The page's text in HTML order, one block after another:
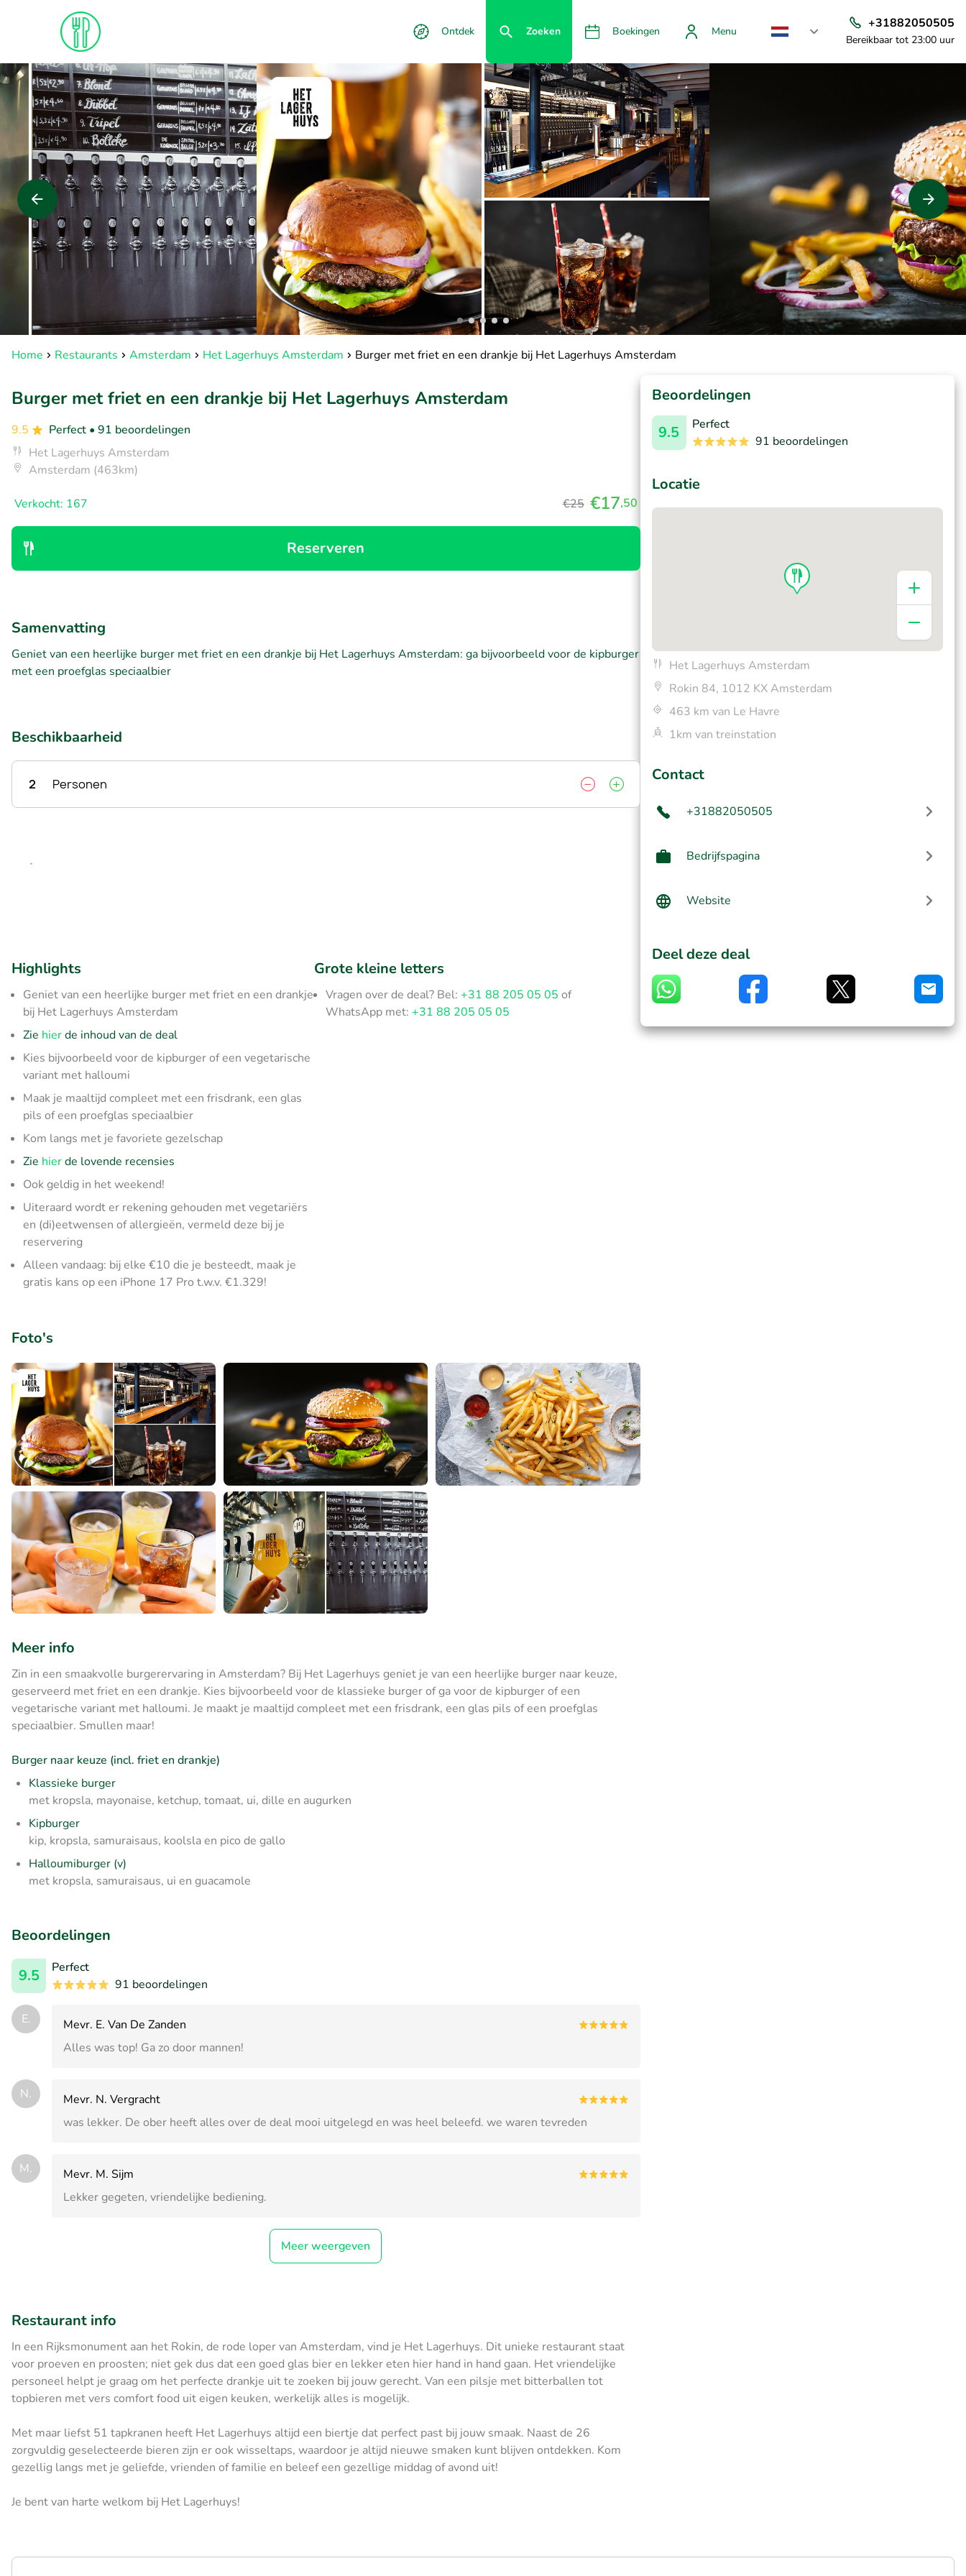
Ontdek Zoeken Boekingen Menu
+31882050505
Bereikbaar tot 23:00 uur
Home Restaurants Amsterdam Het Lagerhuys Amsterdam Burger met friet en een drankje bij Het Lagerhuys Amsterdam
Burger met friet en een drankje bij Het Lagerhuys Amsterdam
9.5 Perfect • 91 beoordelingen
Het Lagerhuys Amsterdam
Amsterdam (463km)
Verkocht: 167 €25 €17,50
Reserveren
Samenvatting
Geniet van een heerlijke burger met friet en een drankje bij Het Lagerhuys Amsterdam: ga bijvoorbeeld voor de kipburger
met een proefglas speciaalbier
Beschikbaarheid
2 Personen
Highlights
Geniet van een heerlijke burger met friet en een drankje
bij Het Lagerhuys Amsterdam
Zie hierde inhoud van de deal
Kies bijvoorbeeld voor de kipburger of een vegetarische
variant met halloumi
Maak je maaltijd compleet met een frisdrank, een glas
pils of een proefglas speciaalbier
Kom langs met je favoriete gezelschap
Zie hierde lovende recensies
Ook geldig in het weekend!
Uiteraard wordt er rekening gehouden met vegetariërs
en (di)eetwensen of allergieën, vermeld deze bij je
reservering
Alleen vandaag: bij elke €10 die je besteedt, maak je
gratis kans op een iPhone 17 Pro t.w.v. €1.329!
Grote kleine letters
Vragen over de deal? Bel:+31 88 205 05 05 of
WhatsApp met:+31 88 205 05 05
Foto's
Meer info
Zin in een smaakvolle burgerervaring in Amsterdam? Bij Het Lagerhuys geniet je van een heerlijke burger naar keuze,
geserveerd met friet en een drankje. Kies bijvoorbeeld voor de klassieke burger of ga voor de kipburger of een
vegetarische variant met halloumi. Je maakt je maaltijd compleet met een frisdrank, een glas pils of een proefglas
speciaalbier. Smullen maar!
Burger naar keuze (incl. friet en drankje)
Klassieke burger
met kropsla, mayonaise, ketchup, tomaat, ui, dille en augurken
Kipburger
kip, kropsla, samuraisaus, koolsla en pico de gallo
Halloumiburger (v)
met kropsla, samuraisaus, ui en guacamole
Beoordelingen
9.5
Perfect
91 beoordelingen
E.
Mevr. E. Van De Zanden
Alles was top! Ga zo door mannen!
N.
Mevr. N. Vergracht
was lekker. De ober heeft alles over de deal mooi uitgelegd en was heel beleefd. we waren tevreden
M.
Mevr. M. Sijm
Lekker gegeten, vriendelijke bediening.
Meer weergeven
Restaurant info
In een Rijksmonument aan het Rokin, de rode loper van Amsterdam, vind je Het Lagerhuys. Dit unieke restaurant staat
voor proeven en proosten; niet gek dus dat een goed glas bier en lekker eten hier hand in hand gaan. Het vriendelijke
personeel helpt je graag om het perfecte drankje uit te zoeken bij jouw gerecht. Van een pilsje met bitterballen tot
topbieren met vers comfort food uit eigen keuken, werkelijk alles is mogelijk.
Met maar liefst 51 tapkranen heeft Het Lagerhuys altijd een biertje dat perfect past bij jouw smaak. Naast de 26
zorgvuldig geselecteerde bieren zijn er ook wisseltaps, waardoor je altijd nieuwe smaken kunt blijven ontdekken. Kom
gezellig langs met je geliefde, vrienden of familie en beleef een gezellige middag of avond uit!
Je bent van harte welkom bij Het Lagerhuys!
Beoordelingen
9.5
Perfect
91 beoordelingen
Locatie
Het Lagerhuys Amsterdam
Rokin 84, 1012 KX Amsterdam
463 km van Le Havre
1km van treinstation
Contact
+31882050505
Bedrijfspagina
Website
Deel deze deal